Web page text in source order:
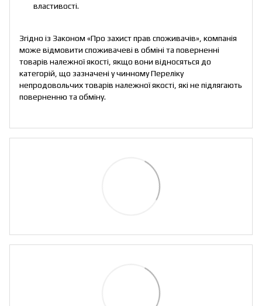
властивості.
Згідно із Законом «Про захист прав споживачів», компанія
може відмовити споживачеві в обміні та поверненні
товарів належної якості, якщо вони відносяться до
категорій, що зазначені у чинномуПереліку
непродовольчих товарів належної якості, які не підлягають
поверненню та обміну.